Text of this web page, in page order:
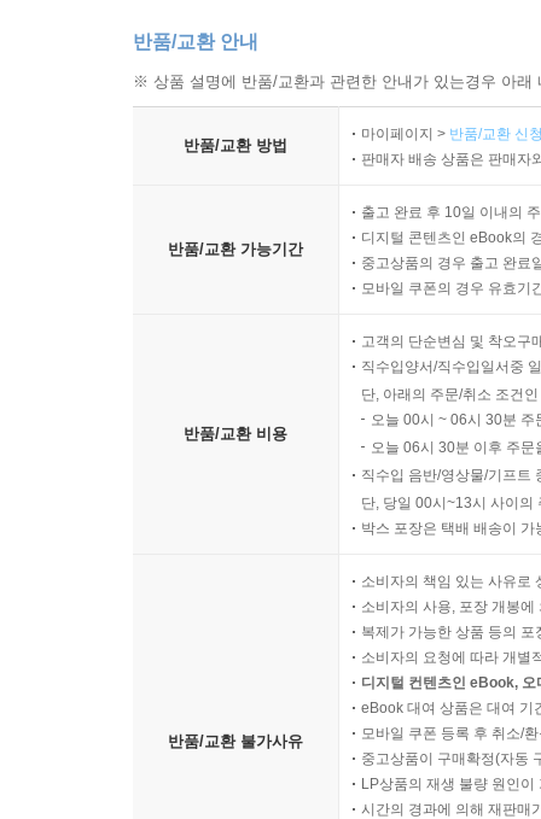
반품/교환 안내
※ 상품 설명에 반품/교환과 관련한 안내가 있는경우 아
반품/교환 방법
마이페이지 > 반품/교환 신
판매자 배송 상품은 판매자
반품/교환 가능기간
출고 완료 후 10일 이내의
디지털 콘텐츠인 eBook의
중고상품의 경우 출고 완료
모바일 쿠폰의 경우 유효기
반품/교환 비용
고객의 단순변심 및 착오구
직수입양서/직수입일서중
단, 아래의 주문/취소 조건
오늘 00시 ~ 06시 30분
오늘 06시 30분 이후 주
직수입 음반/영상물/기프트
단, 당일 00시~13시 사이의
박스 포장은 택배 배송이
반품/교환 불가사유
소비자의 책임 있는 사유로
소비자의 사용, 포장 개봉
복제가 가능한 상품 등의
소비자의 요청에 따라 개별
디지털 컨텐츠인 eBook,
eBook 대여 상품은 대여 기
모바일 쿠폰 등록 후 취소/
중고상품이 구매확정(자동
LP상품의 재생 불량 원인
시간의 경과에 의해 재판매